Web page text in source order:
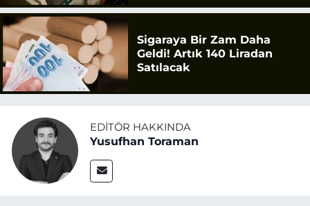
Sigaraya Bir Zam Daha
Geldi! Artık 140 Liradan
Satılacak
EDITÖR HAKKINDA
Yusufhan Toraman